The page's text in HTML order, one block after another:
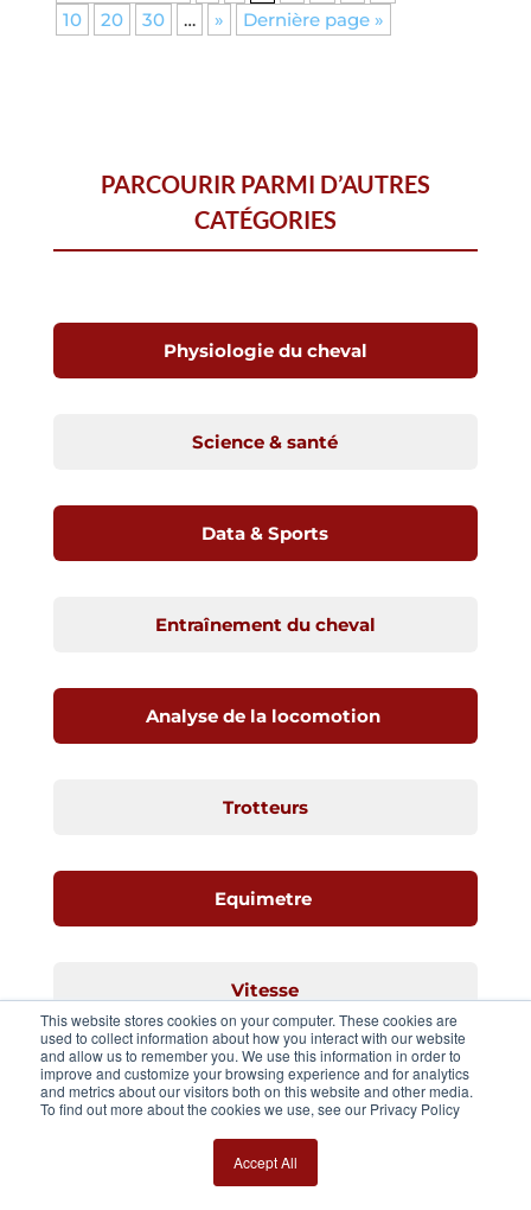
This website stores cookies on your computer. These cookies are
used to collect information about how you interact with our website
and allow us to remember you. We use this information in order to
improve and customize your browsing experience and for analytics
and metrics about our visitors both on this website and other media.
To find out more about the cookies we use, see our Privacy Policy
Accept All
10
20 30 … » Dernière page »
PARCOURIR PARMI D’AUTRES
CATÉGORIES
Physiologie du cheval
Science & santé
Data & Sports
Entraînement du cheval
Analyse de la locomotion
Trotteurs
Equimetre
Vitesse
Jeunes chevaux